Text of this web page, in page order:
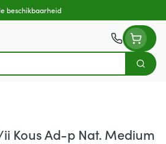
beschikbaarheid
Zoek
Kous Ad-p Nat. Medium